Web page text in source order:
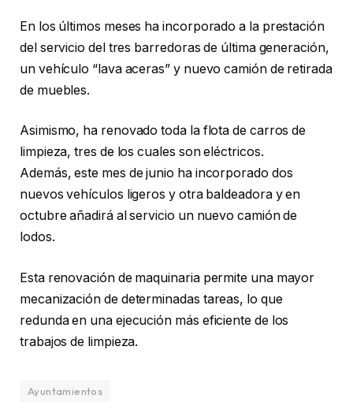
En los últimos meses ha incorporado a la prestación
del servicio del tres barredoras de última generación,
un vehículo “lava aceras” y nuevo camión de retirada
de muebles.
Asimismo, ha renovado toda la flota de carros de
limpieza, tres de los cuales son eléctricos.
Además, este mes de junio ha incorporado dos
nuevos vehículos ligeros y otra baldeadora y en
octubre añadirá al servicio un nuevo camión de
lodos.
Esta renovación de maquinaria permite una mayor
mecanización de determinadas tareas, lo que
redunda en una ejecución más eficiente de los
trabajos de limpieza.
Ayuntamientos